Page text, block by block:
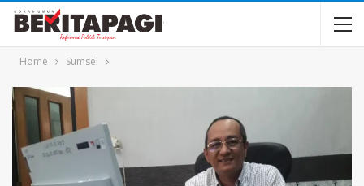
Home Sumsel